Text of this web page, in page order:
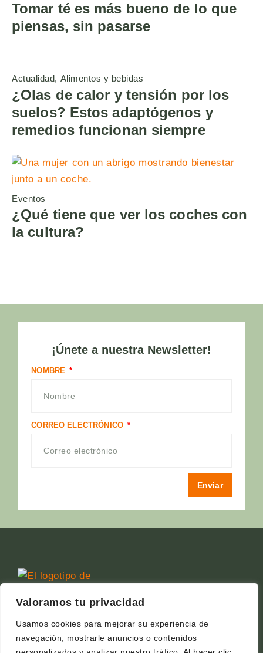
Valoramos tu privacidad
Usamos cookies para mejorar su experiencia de
navegación, mostrarle anuncios o contenidos
Tomar té es más bueno de lo que
piensas, sin pasarse
Actualidad Alimentos y bebidas
¿Olas de calor y tensión por los
suelos? Estos adaptógenos y
remedios funcionan siempre
Eventos
¿Qué tiene que ver los coches con
la cultura?
¡Únete a nuestra Newsletter!
NOMBRE
CORREO ELECTRÓNICO
Enviar